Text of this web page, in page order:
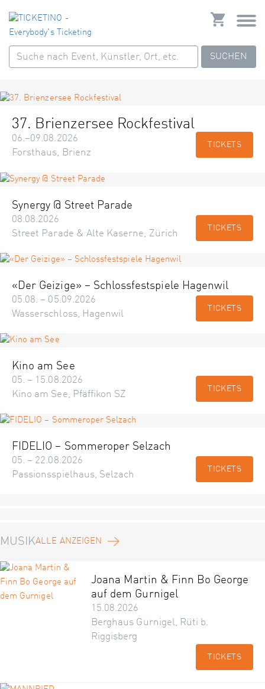
SUCHEN
37. Brienzersee Rockfestival
06.–09.08.2026
Forsthaus, Brienz
TICKETS
Synergy @ Street Parade
08.08.2026
Street Parade & Alte Kaserne, Zürich
TICKETS
«Der Geizige» – Schlossfestspiele Hagenwil
05.08. – 05.09.2026
Wasserschloss, Hagenwil
TICKETS
Kino am See
05. – 15.08.2026
Kino am See, Pfäffikon SZ
TICKETS
FIDELIO – Sommeroper Selzach
05. – 22.08.2026
Passionsspielhaus, Selzach
TICKETS
MUSIKALLE ANZEIGEN
Joana Martin & Finn Bo George
auf dem Gurnigel
15.08.2026
Berghaus Gurnigel, Rüti b.
Riggisberg
TICKETS